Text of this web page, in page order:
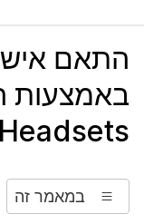
התאם
Headsets לנייד
במאמר זה